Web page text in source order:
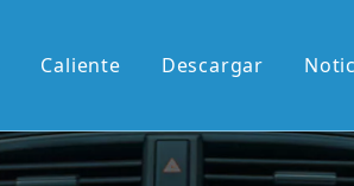
Caliente Descargar